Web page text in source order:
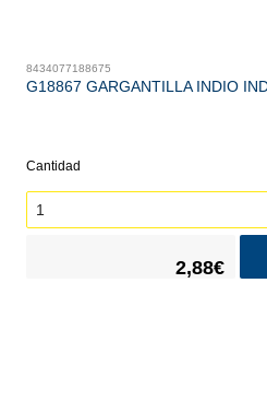
8434077188675
G18867 GARGANTILLA INDIO
Cantidad
2,88€